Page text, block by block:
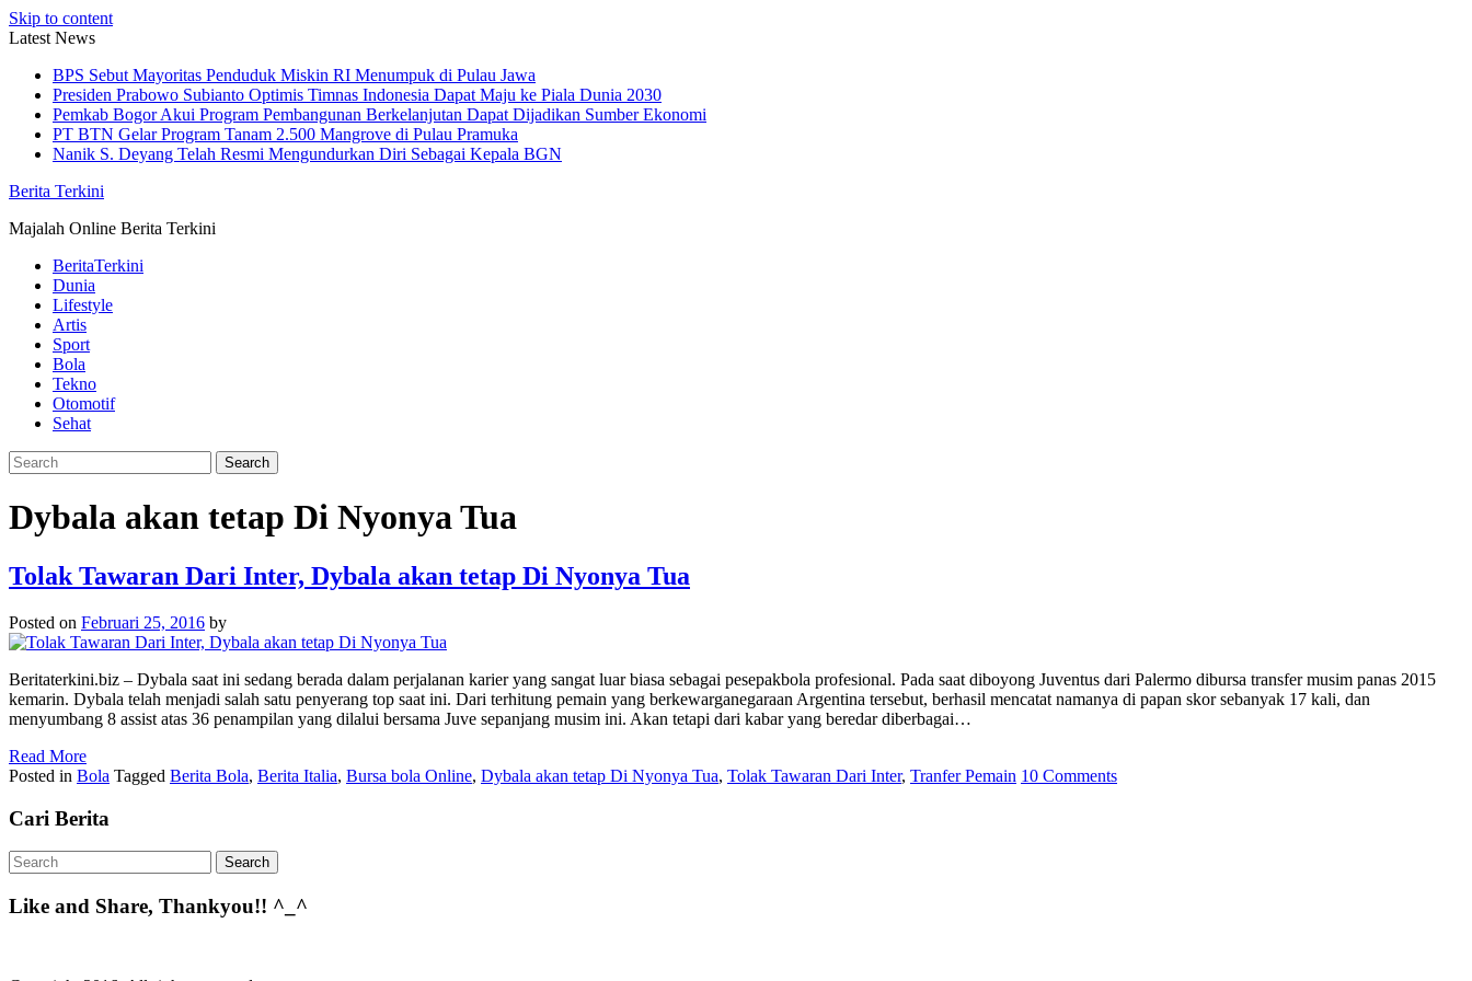
Skip to content
Latest News
BPS Sebut Mayoritas Penduduk Miskin RI Menumpuk di Pulau Jawa
Presiden Prabowo Subianto Optimis Timnas Indonesia Dapat Maju ke Piala Dunia 2030
Pemkab Bogor Akui Program Pembangunan Berkelanjutan Dapat Dijadikan Sumber Ekonomi
PT BTN Gelar Program Tanam 2.500 Mangrove di Pulau Pramuka
Nanik S. Deyang Telah Resmi Mengundurkan Diri Sebagai Kepala BGN
Berita Terkini
Majalah Online Berita Terkini
BeritaTerkini
Dunia
Lifestyle
Artis
Sport
Bola
Tekno
Otomotif
Sehat
Dybala akan tetap Di Nyonya Tua
Tolak Tawaran Dari Inter, Dybala akan tetap Di Nyonya Tua
Posted on Februari 25, 2016 by
Beritaterkini.biz – Dybala saat ini sedang berada dalam perjalanan karier yang sangat luar biasa sebagai pesepakbola profesional. Pada saat diboyong Juventus dari Palermo dibursa transfer musim panas 2015
kemarin. Dybala telah menjadi salah satu penyerang top saat ini. Dari terhitung pemain yang berkewarganegaraan Argentina tersebut, berhasil mencatat namanya di papan skor sebanyak 17 kali, dan
menyumbang 8 assist atas 36 penampilan yang dilalui bersama Juve sepanjang musim ini. Akan tetapi dari kabar yang beredar diberbagai…
Read More
Posted in Bola Tagged Berita Bola, Berita Italia, Bursa bola Online, Dybala akan tetap Di Nyonya Tua, Tolak Tawaran Dari Inter, Tranfer Pemain 10 Comments
Cari Berita
Like and Share, Thankyou!! ^_^